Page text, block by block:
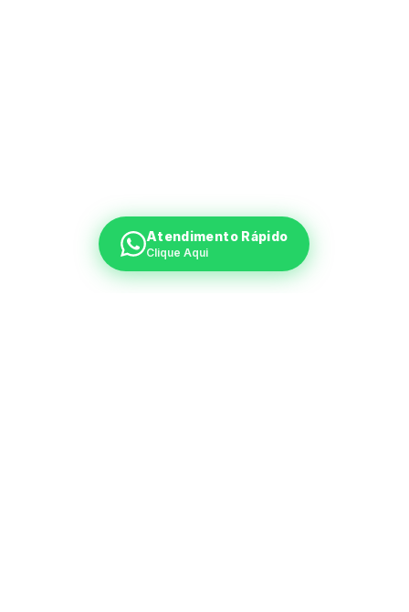
Atendimento Rápido
Clique Aqui